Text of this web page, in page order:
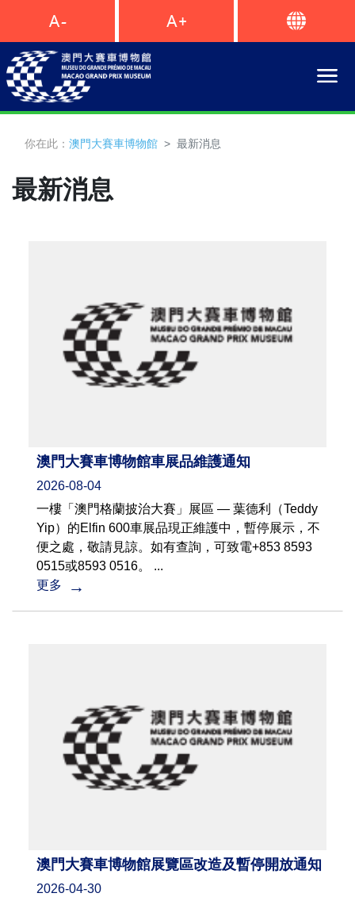
你在此： 澳門大賽車博物館 最新消息
最新消息
澳門大賽車博物館車展品維護通知
2026-08-04
一樓「澳門格蘭披治大賽」展區 — 葉德利（Teddy
Yip）的Elfin 600車展品現正維護中，暫停展示，不
便之處，敬請見諒。如有查詢，可致電+853 8593
0515或8593 0516。 ...
更多
澳門大賽車博物館展覽區改造及暫停開放通知
2026-04-30